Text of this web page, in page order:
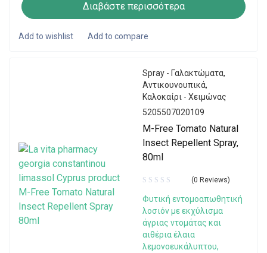
Διαβάστε περισσότερα
Spray - Γαλακτώματα,
Αντικουνουπικά,
Καλοκαίρι - Χειμώνας
5205507020109
M-Free Tomato Natural
Insect Repellent Spray,
80ml
(0 Reviews)
Φυτική εντομοαπωθητική
λοσιόν με εκχύλισμα
άγριας ντομάτας και
αιθέρια έλαια
λεμονοευκάλυπτου,